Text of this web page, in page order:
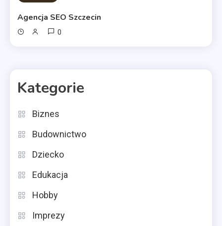
Agencja SEO Szczecin
0
Kategorie
Biznes
Budownictwo
Dziecko
Edukacja
Hobby
Imprezy